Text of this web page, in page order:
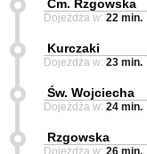
Cm. Rzgowska
Dojeżdża w: 22 min.
Kurczaki
Dojeżdża w: 23 min.
Św. Wojciecha
Dojeżdża w: 24 min.
Rzgowska
Dojeżdża w: 26 min.